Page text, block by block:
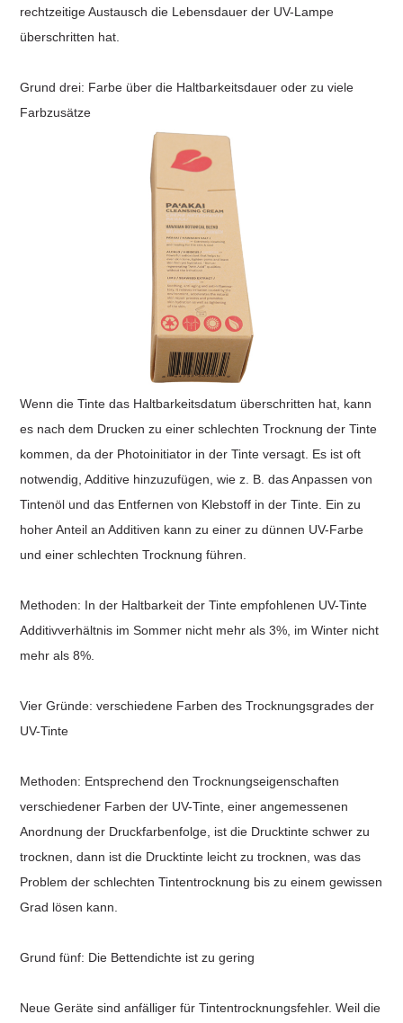
rechtzeitige Austausch die Lebensdauer der UV-Lampe
überschritten hat.
Grund drei: Farbe über die Haltbarkeitsdauer oder zu viele
Farbzusätze
Wenn die Tinte das Haltbarkeitsdatum überschritten hat, kann
es nach dem Drucken zu einer schlechten Trocknung der Tinte
kommen, da der Photoinitiator in der Tinte versagt. Es ist oft
notwendig, Additive hinzuzufügen, wie z. B. das Anpassen von
Tintenöl und das Entfernen von Klebstoff in der Tinte. Ein zu
hoher Anteil an Additiven kann zu einer zu dünnen UV-Farbe
und einer schlechten Trocknung führen.
Methoden: In der Haltbarkeit der Tinte empfohlenen UV-Tinte
Additivverhältnis im Sommer nicht mehr als 3%, im Winter nicht
mehr als 8%.
Vier Gründe: verschiedene Farben des Trocknungsgrades der
UV-Tinte
Methoden: Entsprechend den Trocknungseigenschaften
verschiedener Farben der UV-Tinte, einer angemessenen
Anordnung der Druckfarbenfolge, ist die Drucktinte schwer zu
trocknen, dann ist die Drucktinte leicht zu trocknen, was das
Problem der schlechten Tintentrocknung bis zu einem gewissen
Grad lösen kann.
Grund fünf: Die Bettendichte ist zu gering
Neue Geräte sind anfälliger für Tintentrocknungsfehler. Weil die